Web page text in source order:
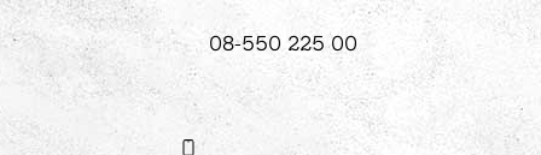
08-550 225 00